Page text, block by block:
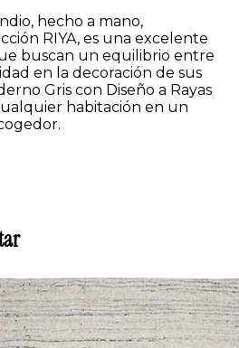
hecho a mano,
RIYA, es una excelente
buscan un equilibrio entre
en la decoración de sus
Gris con Diseño a Rayas
habitación en un